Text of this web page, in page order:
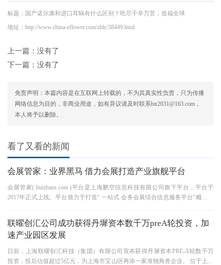
标题：国产诺尔康和进口耳蜗有什么区别？吃尽千辛万苦，造福全球
地址：http://www.china-eflower.com/zhlc/38449.html
上一篇：没有了
下一篇：没有了
免责声明：本篇内容是在互联网上转载的，不为其真实性负责，只为传播
网络信息为目的，非商业用途，如有异议请及时联系btr2031@163.com，
本人将予以删除。
看了又看的新闻
会展管家：业界黑马 借力会展打造产业旗舰平台
会展管家( huizhans.com )平台是上海鹏空信息科技有限公司旗下平台，平台于
2017年正式上线。平台致力于打造“ 一站式 会务会展综合信息服务平台”概念区
联曜创汇公司成功获得丹墀资本数千万preA轮投资，加
速产业园区发展
日前，上海联曜创汇科技（集团）有限公司宣布获得丹墀资本PRE-A轮数千万
投资，投后估值超过5亿元，为上海市宝山区再添一家准独角兽企业。 位于上海